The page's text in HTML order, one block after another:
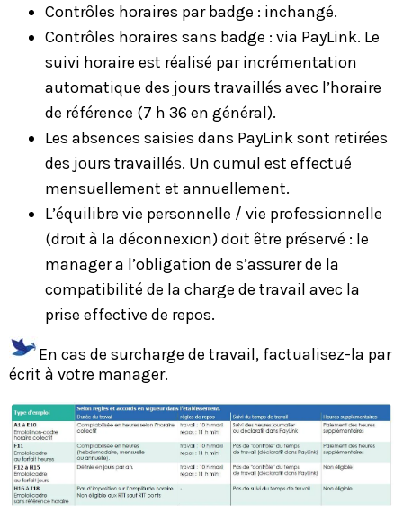
Contrôles horaires par badge : inchangé.
Contrôles horaires sans badge : via PayLink. Le
suivi horaire est réalisé par incrémentation
automatique des jours travaillés avec l’horaire
de référence (7 h 36 en général).
Les absences saisies dans PayLink sont retirées
des jours travaillés. Un cumul est effectué
mensuellement et annuellement.
L’équilibre vie personnelle / vie professionnelle
(droit à la déconnexion) doit être préservé : le
manager a l’obligation de s’assurer de la
compatibilité de la charge de travail avec la
prise effective de repos.
En cas de surcharge de travail, factualisez-la par
écrit à votre manager.